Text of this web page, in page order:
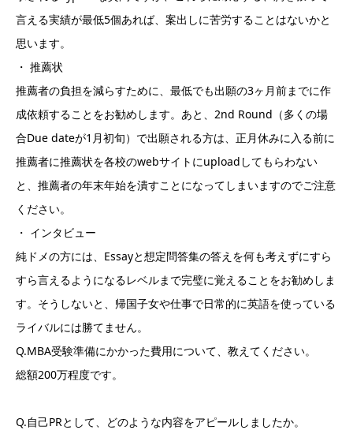
言える実績が最低5個あれば、案出しに苦労することはないかと
思います。
・ 推薦状
推薦者の負担を減らすために、最低でも出願の3ヶ月前までに作
成依頼することをお勧めします。あと、2nd Round（多くの場
合Due dateが1月初旬）で出願される方は、正月休みに入る前に
推薦者に推薦状を各校のwebサイトにuploadしてもらわない
と、推薦者の年末年始を潰すことになってしまいますのでご注意
ください。
・ インタビュー
純ドメの方には、Essayと想定問答集の答えを何も考えずにすら
すら言えるようになるレベルまで完璧に覚えることをお勧めしま
す。そうしないと、帰国子女や仕事で日常的に英語を使っている
ライバルには勝てません。
Q.MBA受験準備にかかった費用について、教えてください。
総額200万程度です。
Q.自己PRとして、どのような内容をアピールしましたか。